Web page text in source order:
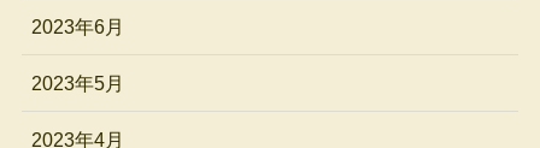
2023年6月
2023年5月
2023年4月